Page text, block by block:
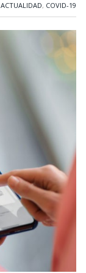
ACTUALIDAD, COVID-19